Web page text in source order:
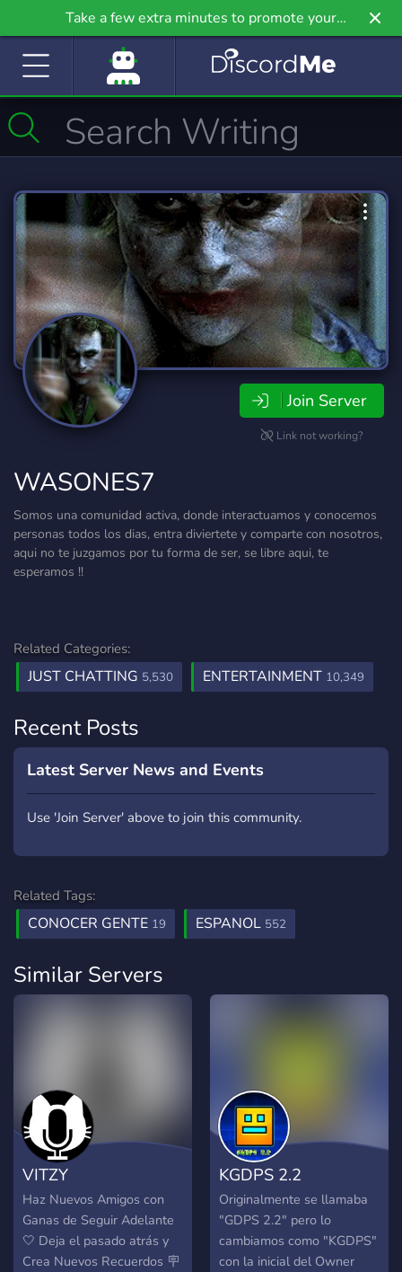
Take a few extra minutes to promote your
community even further on Griv.io, our newest
Join Server
Link not working?
WASONES7
Somos una comunidad activa, donde interactuamos y conocemos
personas todos los dias, entra diviertete y comparte con nosotros,
aqui no te juzgamos por tu forma de ser, se libre aqui, te
esperamos !!
Related Categories:
JUST CHATTING 5,530 ENTERTAINMENT 10,349
Recent Posts
Latest Server News and Events
Use 'Join Server' above to join this community.
Related Tags:
CONOCER GENTE 19 ESPANOL 552
Similar Servers
VITZY
Haz Nuevos Amigos con
Ganas de Seguir Adelante
🤍 Deja el pasado atrás y
Crea Nuevos Recuerdos 🪧
KGDPS 2.2
Originalmente se llamaba
"GDPS 2.2" pero lo
cambiamos como "KGDPS"
con la inicial del Owner